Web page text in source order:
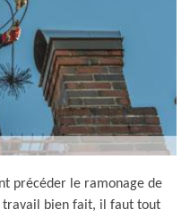
précéder le ramonage de
travail bien fait, il faut tout